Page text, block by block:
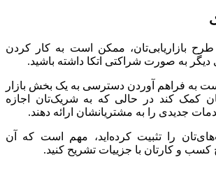
بازاریابی‌تان، ممکن است به کار کردن
دیگر به صورت شراکتی اتکا داشته باشید.
به فراهم آوردن دسترسی به یک بخش بازار
کمک کند در حالی که به شریک‌تان اجازه
جدیدی را به مشتریانشان ارائه دهند.
را تثبیت کرده‌اید، مهم است که آن
و کارتان با جزییات تشریح کنید.